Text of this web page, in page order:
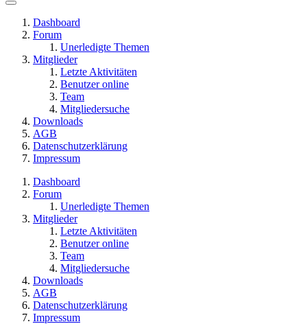
Dashboard
Forum
Unerledigte Themen
Mitglieder
Letzte Aktivitäten
Benutzer online
Team
Mitgliedersuche
Downloads
AGB
Datenschutzerklärung
Impressum
Dashboard
Forum
Unerledigte Themen
Mitglieder
Letzte Aktivitäten
Benutzer online
Team
Mitgliedersuche
Downloads
AGB
Datenschutzerklärung
Impressum